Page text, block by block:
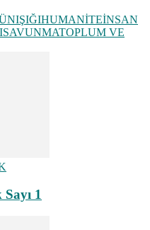
HUMANİTEİNSAN
SAVUNMATOPLUM VE
1